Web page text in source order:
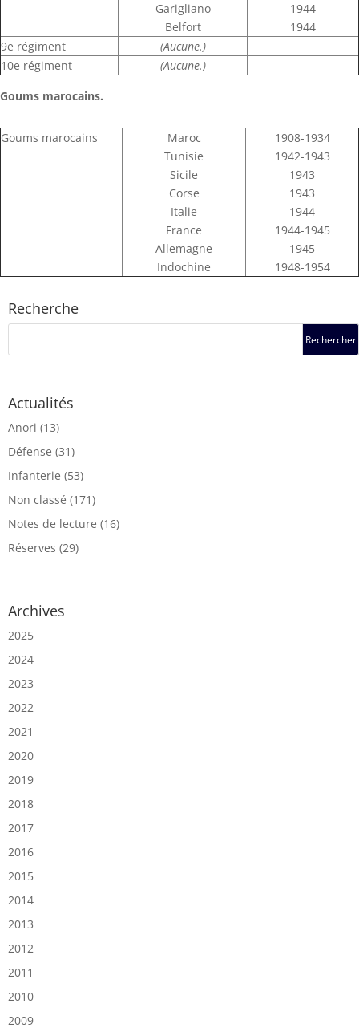
Garigliano
Belfort
1944
1944
9e régiment
(Aucune.)
10e régiment
(Aucune.)
Goums marocains.
Goums marocains
Maroc
Tunisie
Sicile
Corse
Italie
France
Allemagne
Indochine
1908-1934
1942-1943
1943
1943
1944
1944-1945
1945
1948-1954
Recherche
Actualités
Anori (13)
Défense (31)
Infanterie (53)
Non classé (171)
Notes de lecture (16)
Réserves (29)
Archives
2025
2024
2023
2022
2021
2020
2019
2018
2017
2016
2015
2014
2013
2012
2011
2010
2009